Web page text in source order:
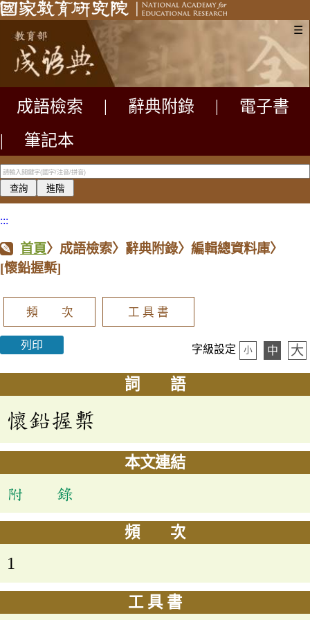
☰
成語檢索 辭典附錄
電子書
|
筆記本
:::
首頁〉成語檢索〉辭典附錄〉編輯總資料庫〉
[懷鉛握槧]
頻 次 工 具 書
列印 字級設定 小 中 大
詞 語
懷鉛握槧
本文連結
附 錄
頻 次
1
工 具 書